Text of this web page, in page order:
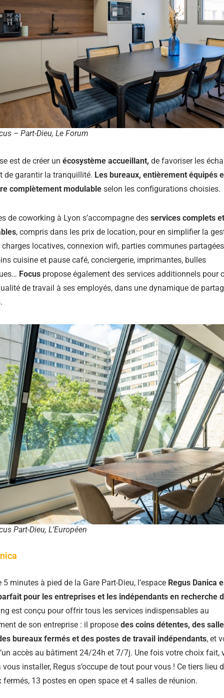
– Part-Dieu, Le Forum
est de créer un écosystème accueillant, de favoriser les
de garantir la tranquillité. Les bureaux, entièrement équipés
complètement modulable selon les configurations choisies.
de coworking à Lyon s’accompagne des services complets et
, compris dans les prix de location, pour en simplifier la
charges locatives, connexion wifi, parties communes
cuisine et pause café, conciergerie, imprimantes, bulles
Focus propose également des services additionnels pour
de travail à ses employés, dans une dynamique de
Part-Dieu, L’Européen
5 minutes à pied de la Gare Part-Dieu, l’espace Regus Danica
pour les entreprises et les indépendants en recherche
est conçu pour offrir tous les services indispensables au
de son entreprise : il propose des coins détentes, des
bureaux fermés et des postes de travail indépendants, et
accès au bâtiment 24/24h et 7/7j. Une fois votre choix fait,
vous installer, Regus s’occupe de tout pour vous ! Ce tiers lieu
fermés, 13 postes en open space et 4 salles de réunion.